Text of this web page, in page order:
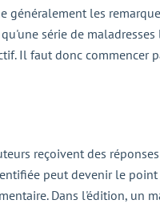
les
série de
Il faut donc commencer
reçoivent des
peut devenir le
Dans l'édition, un